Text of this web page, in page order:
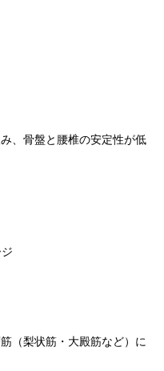
、骨盤と腰椎の安定性が低
（梨状筋・大殿筋など）に